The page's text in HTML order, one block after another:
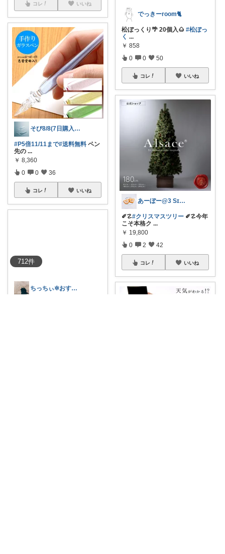
712件
コレ いいね
そび8/8(7日購入感謝です末広がり㊗
#P5倍11/11まで#送料無料 ペン
先の ...
￥ 8,360
0 0 36
コレ いいね
でっきーroom🐈
松ぼっくり🌴 20個入🌰 #松ぼっ
く ...
￥ 858
0 0 50
コレ いいね
あーぼー@3 SɪSᴛᴇʀS ᴍᴀᴍᴀ
✐☡#クリスマスツリー ✐☡今年
こそ本格ク ...
￥ 19,800
0 2 42
コレ いいね